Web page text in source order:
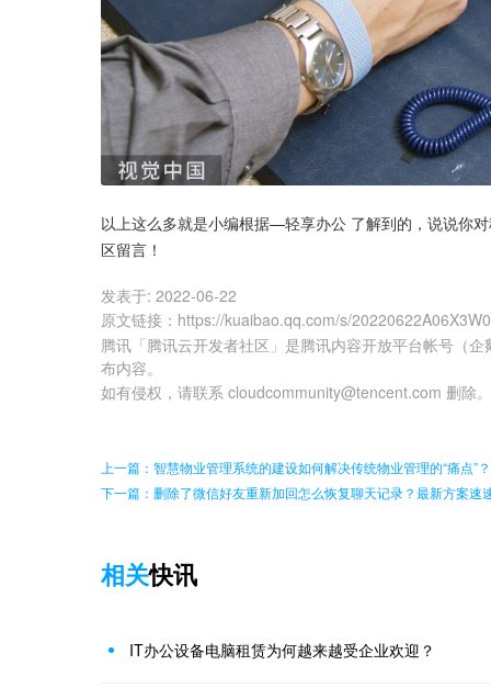
以上这么多就是小编根据—轻享办公 了解到的，说说你
区留言！
发表于: 2022-06-22
原文链接 ： https://kuaibao.qq.com/s/
腾讯「腾讯云开发者社区」是腾讯内容开放平台帐号（
布内容。
如有侵权，请联系 cloudcommunity@tencent.com 删除。
上一篇：智慧物业管理系统的建设如何解决传统物业管理的“痛点”？
下一篇：删除了微信好友重新加回怎么恢复聊天记录？最新方案速
相关快讯
IT办公设备电脑租赁为何越来越受企业欢迎？